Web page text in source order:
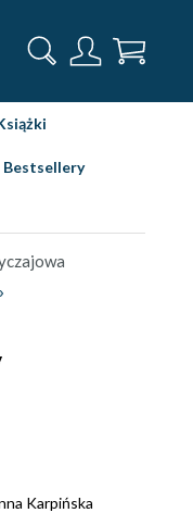
Bestsellery
Karpińska